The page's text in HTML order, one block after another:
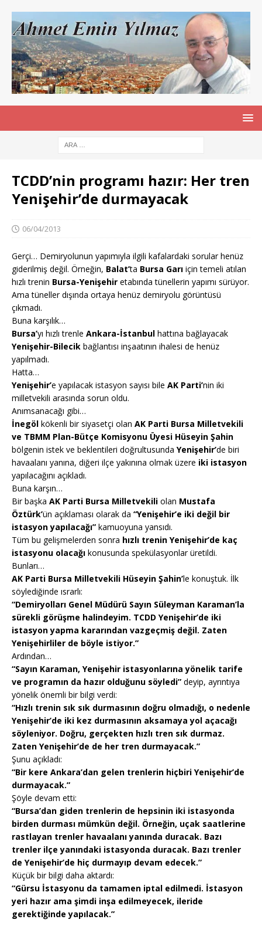
TCDD’nin programı hazır: Her tren
Yenişehir’de durmayacak
06/04/2013
Gerçi… Demiryolunun yapımıyla ilgili kafalardaki sorular henüz
giderilmiş değil. Örneğin, Balat’ta Bursa Garı için temeli atılan
hızlı trenin Bursa-Yenişehir etabında tünellerin yapımı sürüyor.
Ama tüneller dışında ortaya henüz demiryolu görüntüsü
çıkmadı.
Buna karşılık…
Bursa’yı hızlı trenle Ankara-İstanbul hattına bağlayacak
Yenişehir-Bilecik bağlantısı inşaatının ihalesi de henüz
yapılmadı.
Hatta…
Yenişehir’e yapılacak istasyon sayısı bile AK Parti’nin iki
milletvekili arasında sorun oldu.
Anımsanacağı gibi…
İnegöl kökenli bir siyasetçi olan AK Parti Bursa Milletvekili
ve TBMM Plan-Bütçe Komisyonu Üyesi Hüseyin Şahin
bölgenin istek ve beklentileri doğrultusunda Yenişehir’de biri
havaalanı yanına, diğeri ilçe yakınına olmak üzere iki istasyon
yapılacağını açıkladı.
Buna karşın…
Bir başka AK Parti Bursa Milletvekili olan Mustafa
Öztürk’ün açıklaması olarak da “Yenişehir’e iki değil bir
istasyon yapılacağı” kamuoyuna yansıdı.
Tüm bu gelişmelerden sonra hızlı trenin Yenişehir’de kaç
istasyonu olacağı konusunda spekülasyonlar üretildi.
Bunları…
AK Parti Bursa Milletvekili Hüseyin Şahin’le konuştuk. İlk
söylediğinde ısrarlı:
“Demiryolları Genel Müdürü Sayın Süleyman Karaman’la
sürekli görüşme halindeyim. TCDD Yenişehir’de iki
istasyon yapma kararından vazgeçmiş değil. Zaten
Yenişehirliler de böyle istiyor.”
Ardından…
“Sayın Karaman, Yenişehir istasyonlarına yönelik tarife
ve programın da hazır olduğunu söyledi” deyip, ayrıntıya
yönelik önemli bir bilgi verdi:
“Hızlı trenin sık sık durmasının doğru olmadığı, o nedenle
Yenişehir’de iki kez durmasının aksamaya yol açacağı
söyleniyor. Doğru, gerçekten hızlı tren sık durmaz.
Zaten Yenişehir’de de her tren durmayacak.”
Şunu açıkladı:
“Bir kere Ankara’dan gelen trenlerin hiçbiri Yenişehir’de
durmayacak.”
Şöyle devam etti:
“Bursa’dan giden trenlerin de hepsinin iki istasyonda
birden durması mümkün değil. Örneğin, uçak saatlerine
rastlayan trenler havaalanı yanında duracak. Bazı
trenler ilçe yanındaki istasyonda duracak. Bazı trenler
de Yenişehir’de hiç durmayıp devam edecek.”
Küçük bir bilgi daha aktardı:
“Gürsu İstasyonu da tamamen iptal edilmedi. İstasyon
yeri hazır ama şimdi inşa edilmeyecek, ileride
gerektiğinde yapılacak.”